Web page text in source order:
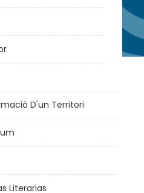
D'un Territori
Literarias